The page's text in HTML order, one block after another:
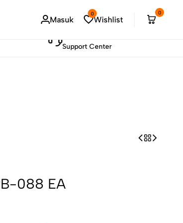
Masuk
0
Wishlist
0
Support Center
088 EA